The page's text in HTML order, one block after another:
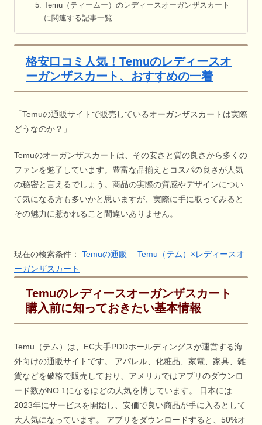
Temu（ティームー）のレディースオーガンザスカート
に関連する記事一覧
格安口コミ人気！Temuのレディースオ
ーガンザスカート、おすすめの一着
「Temuの通販サイトで販売しているオーガンザスカートは実際
どうなのか？」
Temuのオーガンザスカートは、その安さと質の良さから多くの
ファンを魅了しています。豊富な品揃えとコスパの良さが人気
の秘密と言えるでしょう。商品の実際の質感やデザインについ
て気になる方も多いかと思いますが、実際に手に取ってみると
その魅力に惹かれること間違いありません。
現在の検索条件： Temuの通販
Temu（テム）×レディースオ
ーガンザスカート
Temuのレディースオーガンザスカート
購入前に知っておきたい基本情報
Temu（テム）は、EC大手PDDホールディングスが運営する海
外向けの通販サイトです。 アパレル、化粧品、家電、家具、雑
貨などを破格で販売しており、アメリカではアプリのダウンロ
ード数がNO.1になるほどの人気を博しています。 日本には
2023年にサービスを開始し、安価で良い商品が手に入るとして
大人気になっています。 アプリをダウンロードすると、50%オ